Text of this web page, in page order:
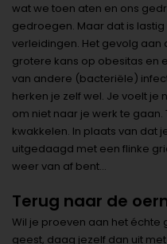
wat we toen aten en ons
gedroegen. Maar dat is
verleidingen. Het gevolg
grotere kans op obesitas en
van andere (bacteriële)
herken je zelf wel. Je voelt je
om niet naar je werk te
kwakkelen. In plaats van dat
uitgedaagd met een flinke
weer van af bent…
Terug naar de
Wil je proeven aan het
geest, daag jezelf dan uit